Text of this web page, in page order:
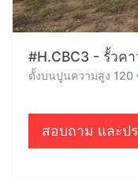
#H.CBC3 - รั้วค
ตั้งบนปูนความสูง 120
สอบถาม และป